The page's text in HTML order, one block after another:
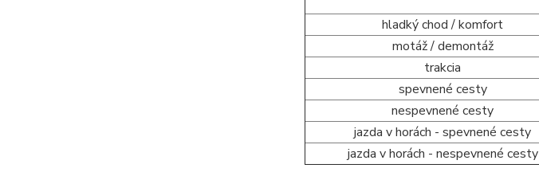
hladký chod / komfort
motáž / demontáž
trakcia
spevnené cesty
nespevnené cesty
jazda v horách - spevnené cesty
jazda v horách - nespevnené cesty